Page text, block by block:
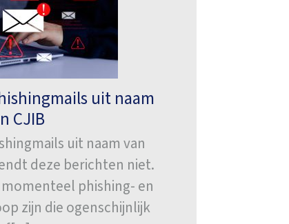
uit naam
CJIB
uit naam van
deze berichten niet.
phishing- en
zijn die ogenschijnlijk